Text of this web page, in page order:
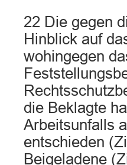
22 Die gegen
Hinblick auf
wohingegen
die Beklagte
Arbeitsunfalls
entschieden
Beigeladene